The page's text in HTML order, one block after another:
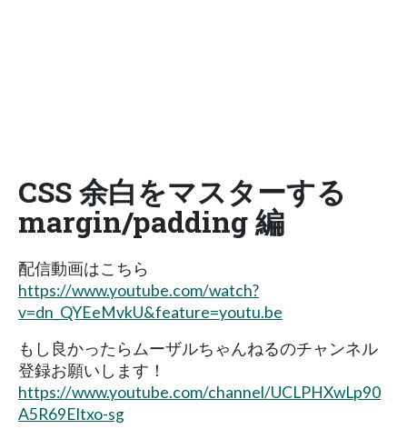
CSS 余白をマスターする
margin/padding 編
配信動画はこちら
https://www.youtube.com/watch?
v=dn_QYEeMvkU&feature=youtu.be
もし良かったらムーザルちゃんねるのチャンネル
登録お願いします！
https://www.youtube.com/channel/UCLPHXwLp90
A5R69Eltxo-sg